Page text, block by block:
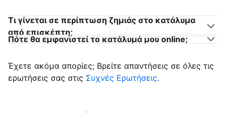
Τι γίνεται σε περίπτωση ζημιάς στο κατάλυμα
από επισκέπτη;
Πότε θα εμφανιστεί το κατάλυμά μου online;
Έχετε ακόμα απορίες; Βρείτε απαντήσεις σε όλες τις
ερωτήσεις σας στις Συχνές Ερωτήσεις.
Αρχίστε να υποδέχεστε επισκέπτες